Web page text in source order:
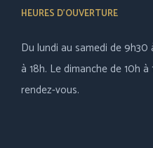
HEURES D’OUVERTURE
Du lundi au samedi de 9h30
à 18h. Le dimanche de 10h
rendez-vous.